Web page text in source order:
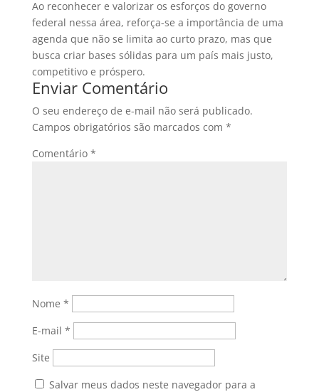
Ao reconhecer e valorizar os esforços do governo
federal nessa área, reforça-se a importância de uma
agenda que não se limita ao curto prazo, mas que
busca criar bases sólidas para um país mais justo,
competitivo e próspero.
Enviar Comentário
O seu endereço de e-mail não será publicado.
Campos obrigatórios são marcados com *
Comentário *
Nome *
E-mail *
Site
Salvar meus dados neste navegador para a